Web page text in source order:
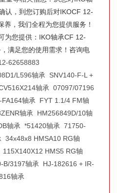
认，到您订购后对IKOCF 12-
养，我们全程为您提供服务！
为您提供：IKO轴承CF 12-
满足您的使用需求！咨询电
62658883
L596轴承 SNV140-F-L +
轴承 07097/07196
轴承 FYT 1.1/4 FM轴
轴承 HM256849D/10轴
轴承 *51420轴承 71750-
34x48x8 HMSA10 RG轴
115X140X12 HMS5 RG轴
B/3197轴承 HJ-182616 + IR-
轴承